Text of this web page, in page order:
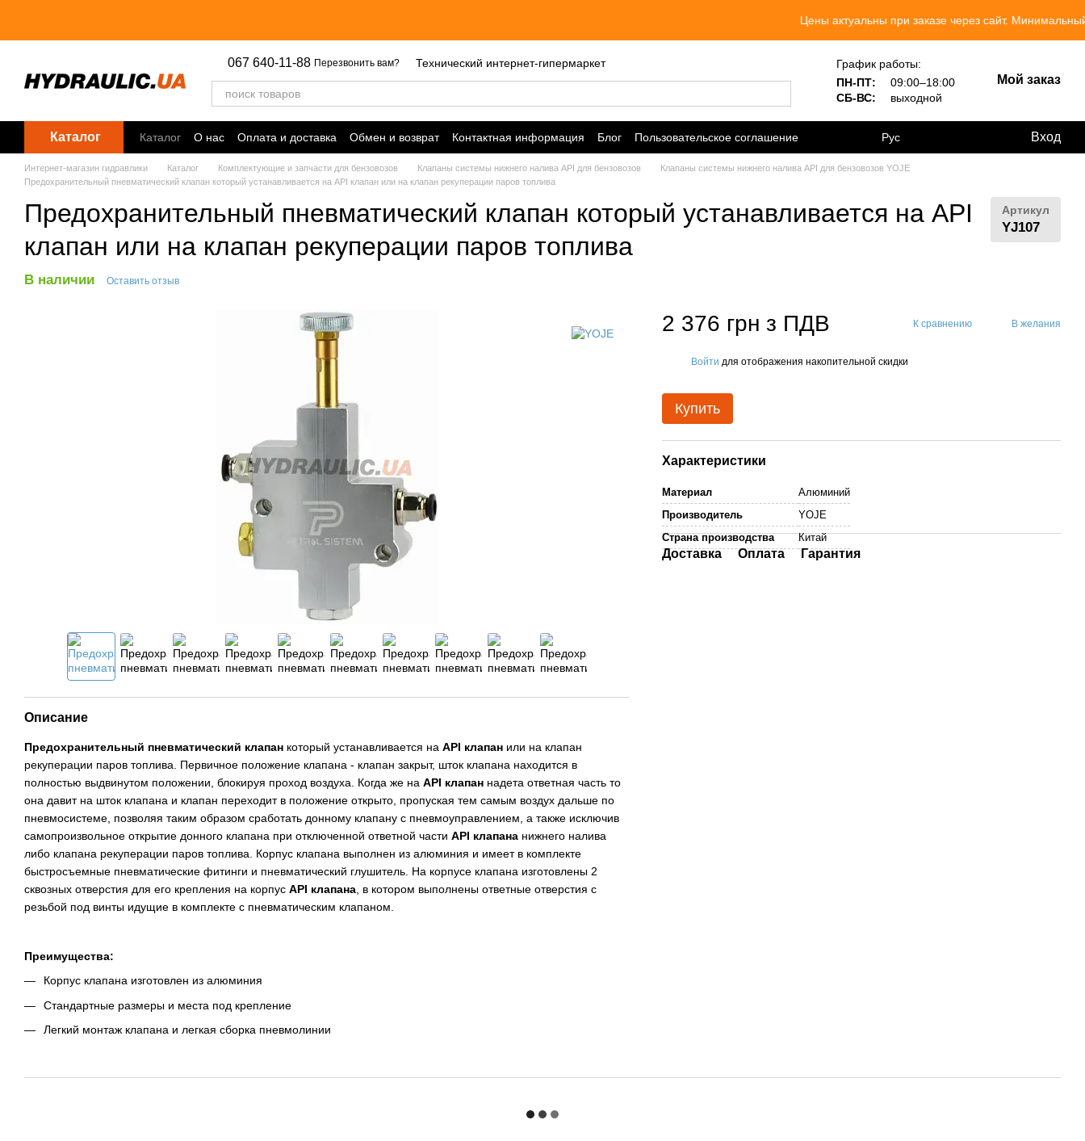
Цены актуальны при заказе через сайт. Минимальный
067 640-11-88 Перезвонить вам? Технический интернет-гипермаркет
График работы:
ПН-ПТ:
09:00–18:00
СБ-ВС:
выходной
Мой заказ
Каталог Каталог О нас Оплата и доставка Обмен и возврат Контактная информация Блог
Пользовательское соглашение
Точки выдачи
Рус Вход
Интернет-магазин гидравлики Каталог Комплектующие и запчасти для бензовозов Клапаны системы нижнего налива API для бензовозов
Клапаны системы нижнего налива API для бензовозов YOJE
Предохранительный пневматический клапан который устанавливается на API клапан или на клапан рекуперации паров топлива
Предохранительный пневматический клапан который устанавливается на API
клапан или на клапан рекуперации паров топлива
Артикул
YJ107
В наличии Оставить отзыв
Описание
Предохранительный пневматический клапан который устанавливается на API клапан или на клапан
рекуперации паров топлива. Первичное положение клапана - клапан закрыт, шток клапана находится в
полностью выдвинутом положении, блокируя проход воздуха. Когда же на API клапан надета ответная часть то
она давит на шток клапана и клапан переходит в положение открыто, пропуская тем самым воздух дальше по
пневмосистеме, позволяя таким образом сработать донному клапану с пневмоуправлением, а также исключив
самопроизвольное открытие донного клапана при отключенной ответной части API клапана нижнего налива
либо клапана рекуперации паров топлива. Корпус клапана выполнен из алюминия и имеет в комплекте
быстросъемные пневматические фитинги и пневматический глушитель. На корпусе клапана изготовлены 2
сквозных отверстия для его крепления на корпус API клапана , в котором выполнены ответные отверстия с
резьбой под винты идущие в комплекте с пневматическим клапаном.
Преимущества:
Корпус клапана изготовлен из алюминия
Стандартные размеры и места под крепление
Легкий монтаж клапана и легкая сборка пневмолинии
2 376 грн з ПДВ К сравнению В желания
Войти для отображения накопительной скидки
Купить
Характеристики
Материал
Алюминий
Производитель
YOJE
Страна производства
Китай
Доставка Оплата Гарантия